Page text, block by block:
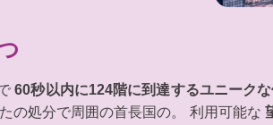
60秒以内に124階に到達するユニーク
の処分で周囲の首長国の。 利用可能な